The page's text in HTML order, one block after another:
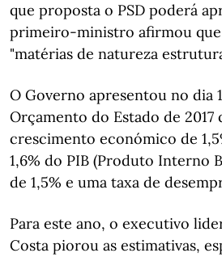
que proposta o PSD poderá
primeiro-ministro afirmou que
"matérias de natureza
O Governo apresentou no dia
Orçamento do Estado de 2017
crescimento económico de
1,6% do PIB (Produto Interno
de 1,5% e uma taxa de
Para este ano, o executivo
Costa piorou as estimativas,